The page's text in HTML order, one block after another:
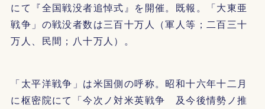
にて『全国戦没者追悼式』を開催。既報。「大東亜
戦争」の戦没者数は三百十万人（軍人等；二百三十
万人、民間；八十万人）。
「太平洋戦争」は米国側の呼称。昭和十六年十二月
に枢密院にて「今次ノ対米英戦争 及今後情勢ノ推